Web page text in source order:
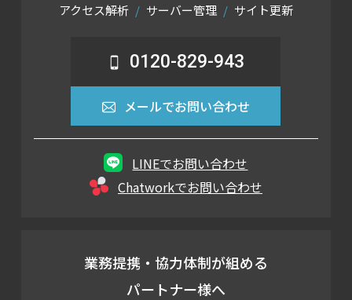
アクセス解析
サーバー管理 サイト更新
0120-829-943
メールでお問い合わせ
LINEでお問い合わせ
Chatworkでお問い合わせ
業務提携・協力体制が組める
パートナー様へ